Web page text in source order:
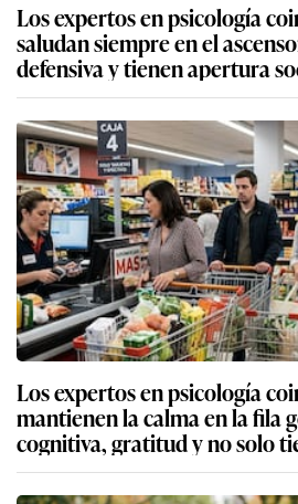
Los expertos en psicología
saludan siempre en el
defensiva y tienen apertura
Los expertos en psicología
mantienen la calma en la fila
cognitiva, gratitud y no solo